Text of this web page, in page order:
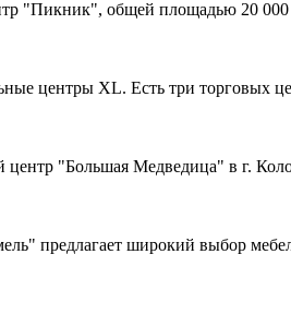
"Пикник", общей площадью 20 000
центры XL. Есть три торговых
"Большая Медведица" в г.
предлагает широкий выбор